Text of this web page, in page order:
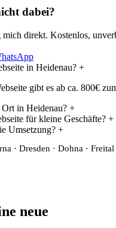
dabei?
direkt. Kostenlos,
in Heidenau? +
gibt es ab ca. 800€
in Heidenau? +
für kleine Geschäfte? +
Umsetzung? +
· Dresden · Dohna ·
neue